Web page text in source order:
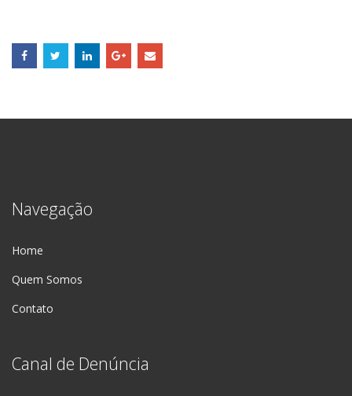
Navegação
Home
Quem Somos
Contato
Canal de Denúncia